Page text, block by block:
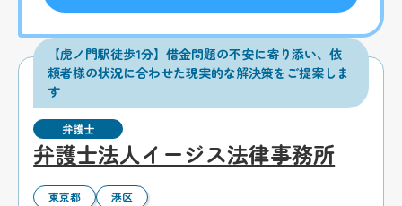
【虎ノ門駅徒歩1分】借金問題の不安に寄り添い、依
頼者様の状況に合わせた現実的な解決策をご提案しま
す
弁護士
弁護士法人イージス法律事務所
東京都 港区